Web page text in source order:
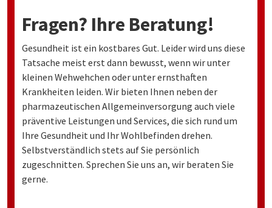
Fragen? Ihre Beratung!
Gesundheit ist ein kostbares Gut. Leider wird uns diese
Tatsache meist erst dann bewusst, wenn wir unter
kleinen Wehwehchen oder unter ernsthaften
Krankheiten leiden. Wir bieten Ihnen neben der
pharmazeutischen Allgemeinversorgung auch viele
präventive Leistungen und Services, die sich rund um
Ihre Gesundheit und Ihr Wohlbefinden drehen.
Selbstverständlich stets auf Sie persönlich
zugeschnitten. Sprechen Sie uns an, wir beraten Sie
gerne.